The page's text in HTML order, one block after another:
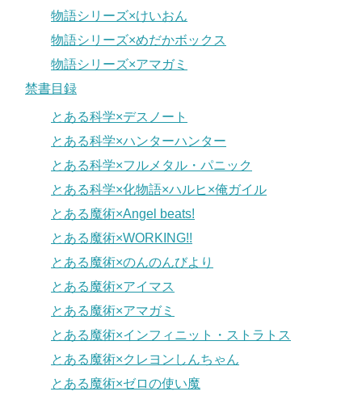
物語シリーズ×けいおん
物語シリーズ×めだかボックス
物語シリーズ×アマガミ
禁書目録
とある科学×デスノート
とある科学×ハンターハンター
とある科学×フルメタル・パニック
とある科学×化物語×ハルヒ×俺ガイル
とある魔術×Angel beats!
とある魔術×WORKING!!
とある魔術×のんのんびより
とある魔術×アイマス
とある魔術×アマガミ
とある魔術×インフィニット・ストラトス
とある魔術×クレヨンしんちゃん
とある魔術×ゼロの使い魔